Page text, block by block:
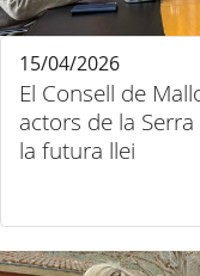
El Consell de
actors de la
la futura llei
15/04/2026